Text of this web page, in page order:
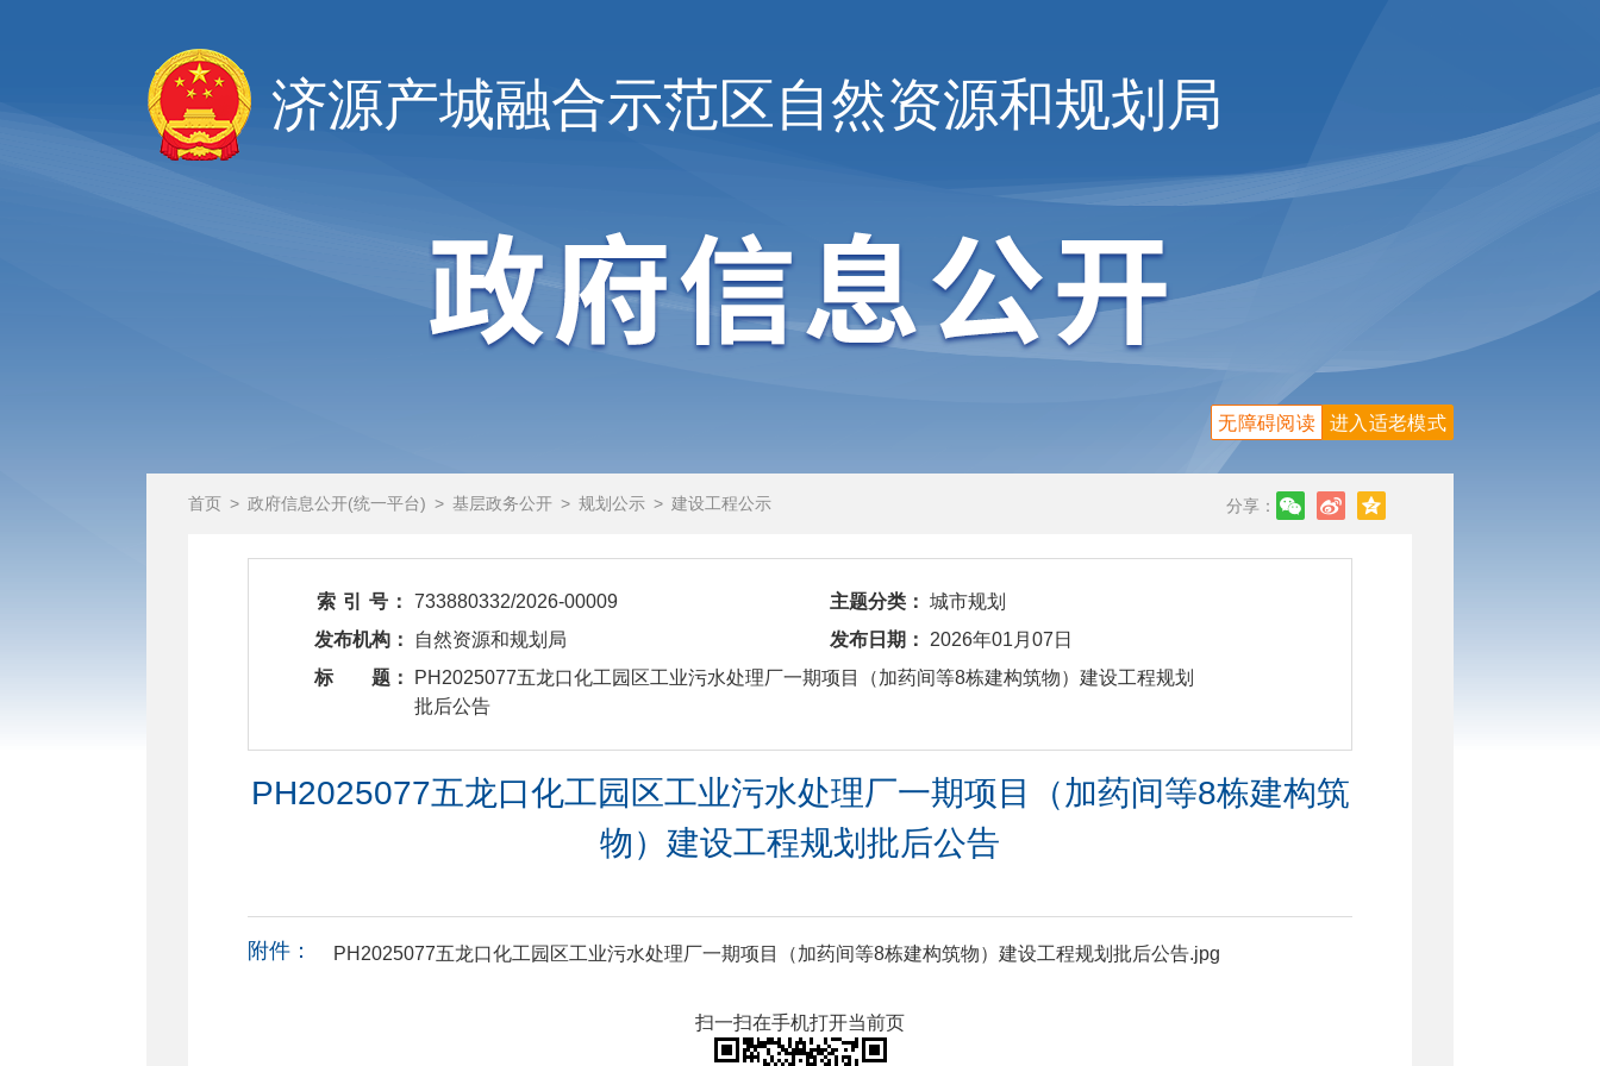
济源产城融合示范区自然资源和规划局
进入适老模式
无障碍阅读
首页 > 政府信息公开(统一平台) > 基层政务公开 > 规划公示 > 建设工程公示 分享：
索 引 号： 733880332/2026-00009 主题分类：
城市规划
发布机构：
自然资源和规划局 发布日期：
2026年01月07日
标 题：
​ PH2025077五龙口化工园区工业污水处理厂一期项目（加药间等8栋建构筑物）建设工程规划
批后公告
PH2025077五龙口化工园区工业污水处理厂一期项目（加药间等8栋建构筑
物）建设工程规划批后公告
附件： PH2025077五龙口化工园区工业污水处理厂一期项目（加药间等8栋建构筑物）建设工程规划批后公告.jpg
扫一扫在手机打开当前页